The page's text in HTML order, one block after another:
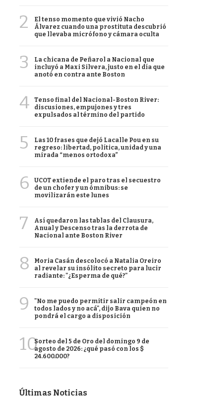
2
El tenso momento que vivió Nacho
Álvarez cuando una prostituta descubrió
que llevaba micrófono y cámara oculta
3
La chicana de Peñarol a Nacional que
incluyó a Maxi Silvera, justo en el día que
anotó en contra ante Boston
4
Tenso final del Nacional-Boston River:
discusiones, empujones y tres
expulsados al término del partido
5
Las 10 frases que dejó Lacalle Pou en su
regreso: libertad, política, unidad y una
mirada “menos ortodoxa”
6
UCOT extiende el paro tras el secuestro
de un chofer y un ómnibus: se
movilizarán este lunes
7
Así quedaron las tablas del Clausura,
Anual y Descenso tras la derrota de
Nacional ante Boston River
8
Moria Casán descolocó a Natalia Oreiro
al revelar su insólito secreto para lucir
radiante: "¿Esperma de qué?"
9
"No me puedo permitir salir campeón en
todos lados y no acá", dijo Bava quien no
pondrá el cargo a disposición
10Sorteo del 5 de Oro del domingo 9 de
agosto de 2026: ¿qué pasó con los $
24.600.000?
Últimas Noticias